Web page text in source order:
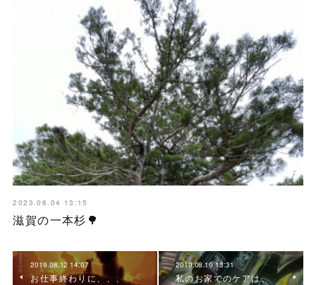
2023.06.04 13:15
滋賀の一本杉🌳
2019.08.12 14:07
お仕事終わりに、、、
2019.08.10 13:31
私のお家でのケアは。